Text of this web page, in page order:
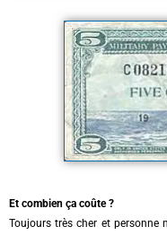
Et combien ça coûte ?
Toujours très cher et personne